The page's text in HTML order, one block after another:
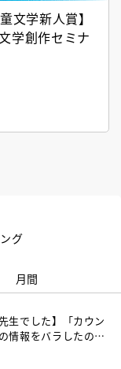
文学新人賞】
学創作セミナ
グ
月間
生でした】「カウン
情報をバラしたの